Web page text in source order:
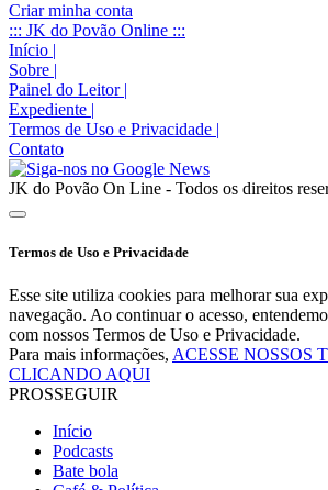
Criar minha conta
::: JK do Povão Online :::
Início |
Sobre |
Painel do Leitor |
Expediente |
Termos de Uso e Privacidade |
Contato
JK do Povão On Line - Todos os direitos
Termos de Uso e Privacidade
Esse site utiliza cookies para melhorar sua
navegação. Ao continuar o acesso,
com nossos Termos de Uso e Privacidade.
Para mais informações, ACESSE NOSSOS
CLICANDO AQUI
PROSSEGUIR
Início
Podcasts
Bate bola